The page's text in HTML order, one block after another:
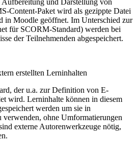
Content-Paket wird als gezippte Datei
in Moodle geöffnet. Im Unterschied zur
für SCORM-Standard) werden bei
der Teilnehmenden abgespeichert.
erstellten Lerninhalten
der u.a. zur Definition von E-
wird. Lerninhalte können in diesem
werden um sie in
verwenden, ohne Umformatierungen
externe Autorenwerkzeuge nötig,